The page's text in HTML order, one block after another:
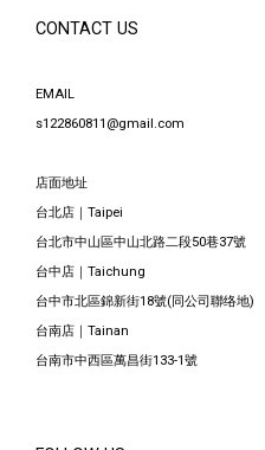
CONTACT US
EMAIL
s122860811@gmail.com
店面地址
台北店｜Taipei
台北市中山區中山北路二段50巷37號
台中店｜Taichung
台中市北區錦新街18號(同公司聯络地)
台南店｜Tainan
台南市中西區萬昌街133-1號